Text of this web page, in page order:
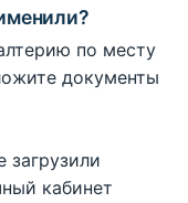
по месту
документы
кабинет